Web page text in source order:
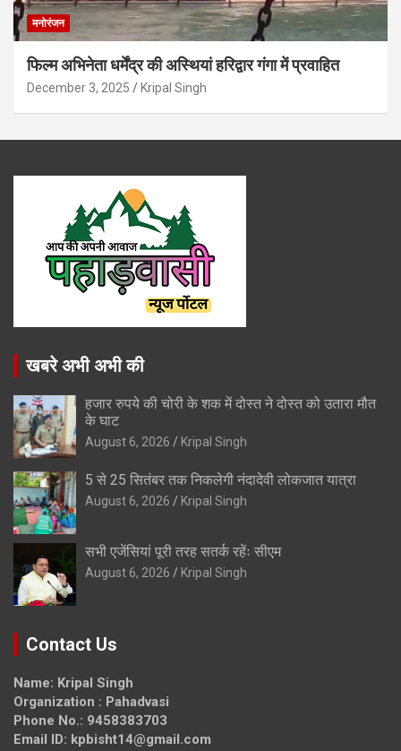
मनोरंजन
फिल्म अभिनेता धर्मेंद्र की अस्थियां हरिद्वार गंगा में प्रवाहित
December 3, 2025 Kripal Singh
खबरे अभी अभी की
हजार रुपये की चोरी के शक में दोस्त ने दोस्त को उतारा मौत
के घाट
August 6, 2026 Kripal Singh
5 से 25 सितंबर तक निकलेगी नंदादेवी लोकजात यात्रा
August 6, 2026 Kripal Singh
सभी एजेंसियां पूरी तरह सतर्क रहेंः सीएम
August 6, 2026 Kripal Singh
Contact Us
Name: Kripal Singh
Organization : Pahadvasi
Phone No.: 9458383703
Email ID: kpbisht14@gmail.com